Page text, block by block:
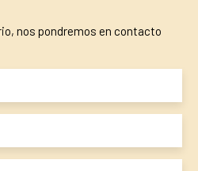
nos pondremos en contacto